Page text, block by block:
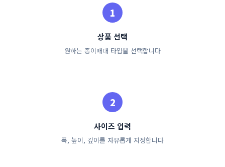
상품 선택
원하는 종이매대 타입을 선택합니다
사이즈 입력
폭, 높이, 깊이를 자유롭게 지정합니다